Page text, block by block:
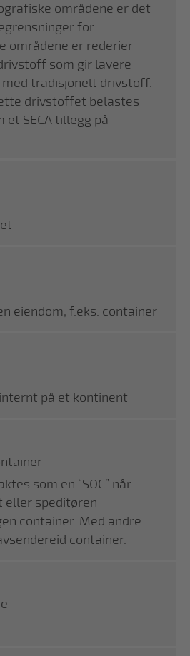
områdene er det
for
som gir lavere
tradisjonelt drivstoff.
drivstoffet belastes
SECA tillegg på
eiendom, f.eks. container
på et kontinent
som en “SOC” når
eller speditøren
container. Med andre
container.